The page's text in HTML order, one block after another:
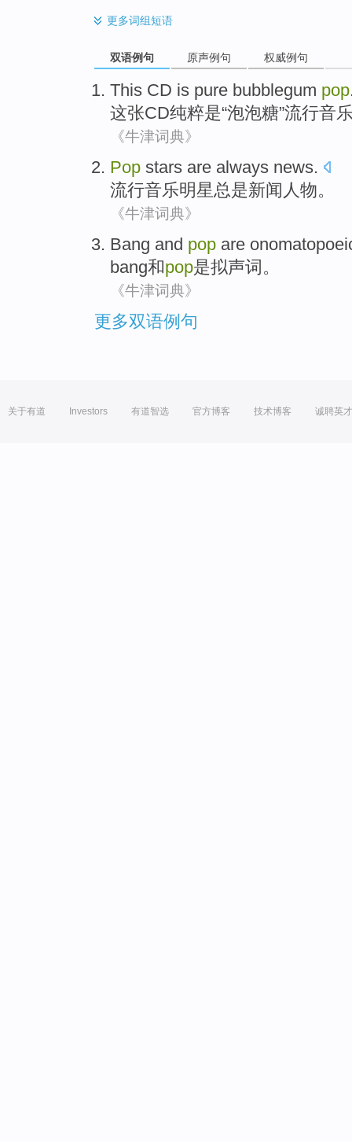
更多词组短语
双语例句 原声例句 权威例句
This CD is pure bubblegum pop
这张CD纯粹是“泡泡糖”流行音
《牛津词典》
Pop stars are always news.
流行音乐明星总是新闻人物。
《牛津词典》
Bang and pop are
bang和pop是拟声词 。
《牛津词典》
更多双语例句
关于有道 Investors 有道智选 官方博客 技术博客 诚聘英才